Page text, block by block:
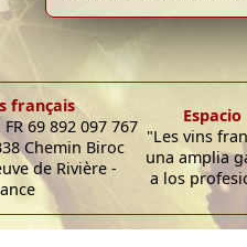
français
69 892 097 767
Chemin Biroc
de Rivière -
"Les vins
una amplia
a los